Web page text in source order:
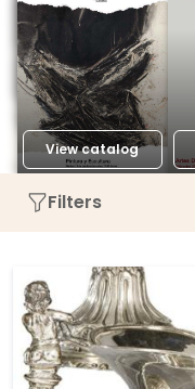
View catalog
Filters